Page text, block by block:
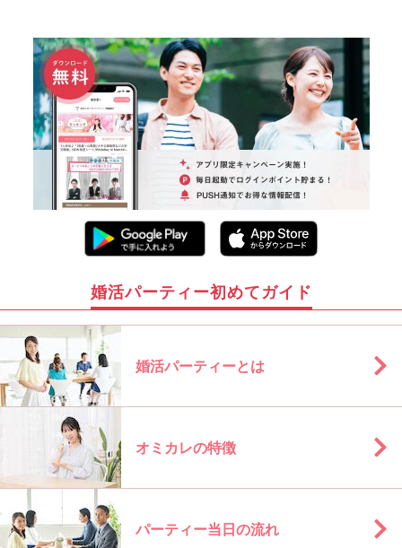
婚活パーティー初めてガイド
婚活パーティーとは
オミカレの特徴
パーティー当日の流れ